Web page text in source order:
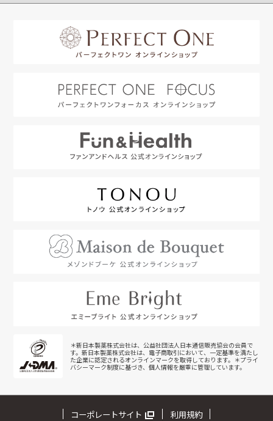
＊新日本製薬株式会社は、公益社団法人日本通信販売協会の会員で
す。新日本製薬株式会社は、電子商取引において、一定基準を満たし
た企業に認定されるオンラインマークを取得しております。＊プライ
バシーマーク制度に基づき、個人情報を厳重に管理しています。
コーポレートサイト 利用規約